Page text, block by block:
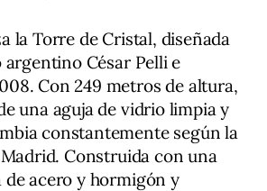
la Torre de Cristal, diseñada
César Pelli e
Con 249 metros de altura,
una aguja de vidrio limpia y
constantemente según la
Construida con una
acero y hormigón y